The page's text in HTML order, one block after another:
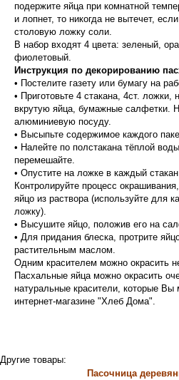
подержите яйца при комнатной
и лопнет, то никогда не вытечет,
столовую ложку соли.
В набор входят 4 цвета: зеленый,
фиолетовый.
Инструкция по декорированию
• Постелите газету или бумагу на
• Приготовьте 4 стакана, 4ст.
вкрутую яйца, бумажные салфетки.
алюминиевую посуду.
• Высыпьте содержимое каждого
• Налейте по полстакана тёплой
перемешайте.
• Опустите на ложке в каждый
Контролируйте процесс
яйцо из раствора (используйте для
ложку).
• Высушите яйцо, положив его на
• Для придания блеска, протрите
растительным маслом.
Одним красителем можно окрасить
Пасхальные яйца можно окрасить
натуральные красители, которые Вы
интернет-магазине "Хлеб Дома".
Другие товары:
Пасочница